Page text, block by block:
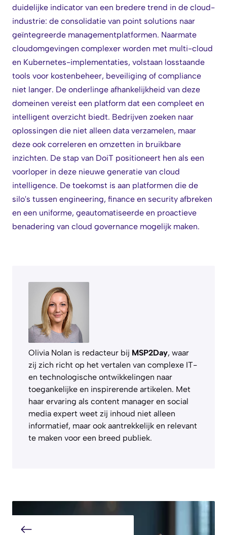
duidelijke indicator van een bredere trend in de cloud-
industrie: de consolidatie van point solutions naar
geïntegreerde managementplatformen. Naarmate
cloudomgevingen complexer worden met multi-cloud
en Kubernetes-implementaties, volstaan losstaande
tools voor kostenbeheer, beveiliging of compliance
niet langer. De onderlinge afhankelijkheid van deze
domeinen vereist een platform dat een compleet en
intelligent overzicht biedt. Bedrijven zoeken naar
oplossingen die niet alleen data verzamelen, maar
deze ook correleren en omzetten in bruikbare
inzichten. De stap van DoiT positioneert hen als een
voorloper in deze nieuwe generatie van cloud
intelligence. De toekomst is aan platformen die de
silo's tussen engineering, finance en security afbreken
en een uniforme, geautomatiseerde en proactieve
benadering van cloud governance mogelijk maken.
Olivia Nolan is redacteur bij MSP2Day, waar
zij zich richt op het vertalen van complexe IT-
en technologische ontwikkelingen naar
toegankelijke en inspirerende artikelen. Met
haar ervaring als content manager en social
media expert weet zij inhoud niet alleen
informatief, maar ook aantrekkelijk en relevant
te maken voor een breed publiek.